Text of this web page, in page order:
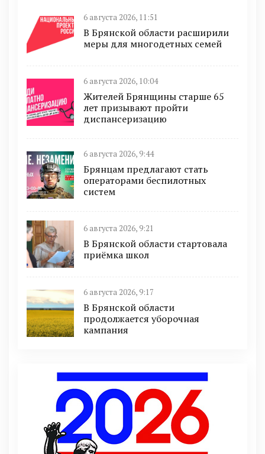
6 августа 2026, 11:51
В Брянской области расширили
меры для многодетных семей
6 августа 2026, 10:04
Жителей Брянщины старше 65
лет призывают пройти
диспансеризацию
6 августа 2026, 9:44
Брянцам предлагают cтать
оперaтoрами бeспилотных
систeм
6 августа 2026, 9:21
В Брянской области стартовала
приёмка школ
6 августа 2026, 9:17
В Брянской области
продолжается уборочная
кампания